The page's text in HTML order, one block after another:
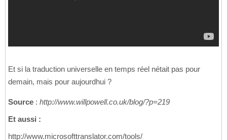
Et si la traduction universelle en temps réel nétait pas pour
demain, mais pour aujourdhui ?
Source : http://www.willpowell.co.uk/blog/?p=219
Et aussi :
http://www.microsofttranslator.com/tools/